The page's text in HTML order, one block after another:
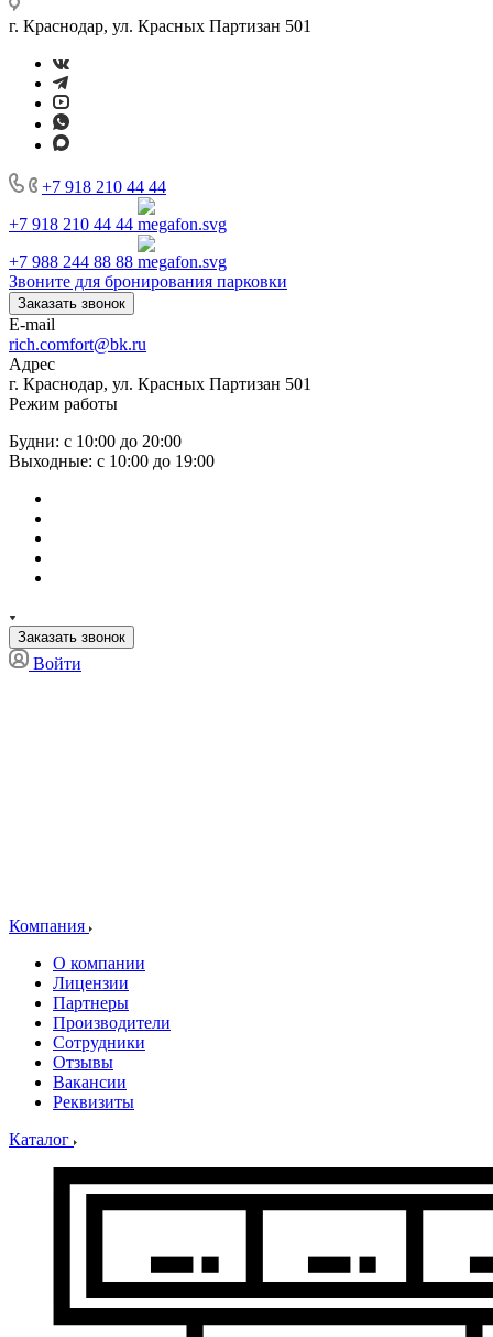
г. Краснодар, ул. Красных Партизан 501
+7 918 210 44 44
+7 918 210 44 44
+7 988 244 88 88
Звоните для бронирования парковки
Заказать звонок
E-mail
rich.comfort@bk.ru
Адрес
г. Краснодар, ул. Красных Партизан 501
Режим работы
Будни: с 10:00 до 20:00
Выходные: с 10:00 до 19:00
Заказать звонок
Войти
Компания
О компании
Лицензии
Партнеры
Производители
Сотрудники
Отзывы
Вакансии
Реквизиты
Каталог